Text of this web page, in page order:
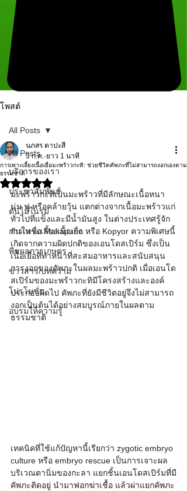
โพสต์
All Posts
บริการของเรา
ประชาสัมพันธ์
ต้นไม้ในร่ม
การเพาะเลี้ยงเนื้อเยื่อ
พืชผลการเกษตร
ข่าวสาร/บทความ
โปรโมชั่น
อบรมให้ความรู้
All Posts
การเพาะเลี้ยงเนื้อเยื่อมะพร้าวกะทิ: ช่วยชีวิตคัพภะที่ไม่สามารถงอกเองตาม
ธรรมชาติ
นภสร ตาปะสี
3 ก.ค. ยาว 1 นาที
ได้รับ NaN เต็ม 5 ดาว
มะพร้าวกะทิเป็นมะพร้าวที่มีลักษณะเนื้อหนา
นุ่ม ฟู หรือคล้ายวุ้น แตกต่างจากเนื้อมะพร้าวแก่
ทั่วไปที่แข็งและมีน้ำมันสูง ในต่างประเทศรู้จัก
กันในชื่อ Makapuno หรือ Kopyor ความพิเศษนี้
เกิดจากความผิดปกติของเอนโดสเปิร์ม ซึ่งเป็น
เนื้อเยื่อที่ทำหน้าที่สะสมอาหารและสนับสนุน
การงอกของคัพภะในผลมะพร้าวปกติ เมื่อเอนโด
สเปิร์มของมะพร้าวกะทิมีโครงสร้างและองค์
ประกอบผิดไป คัพภะที่ยังมีชีวิตอยู่จึงไม่สามารถ
งอกเป็นต้นได้อย่างสมบูรณ์ภายในผลตาม
ธรรมชาติ
เทคนิคที่ใช้แก้ปัญหานี้เรียกว่า zygotic embryo
culture หรือ embryo rescue เป็นการเจาะผล
บริเวณตานิ่มของกะลา แยกชิ้นเอนโดสเปิร์มที่มี
คัพภะติดอยู่ นำมาฟอกฆ่าเชื้อ แล้วผ่าแยกคัพภะ